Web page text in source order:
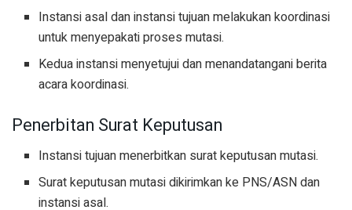
Instansi asal dan instansi tujuan melakukan koordinasi
untuk menyepakati proses mutasi.
Kedua instansi menyetujui dan menandatangani berita
acara koordinasi.
Penerbitan Surat Keputusan
Instansi tujuan menerbitkan surat keputusan mutasi.
Surat keputusan mutasi dikirimkan ke PNS/ASN dan
instansi asal.